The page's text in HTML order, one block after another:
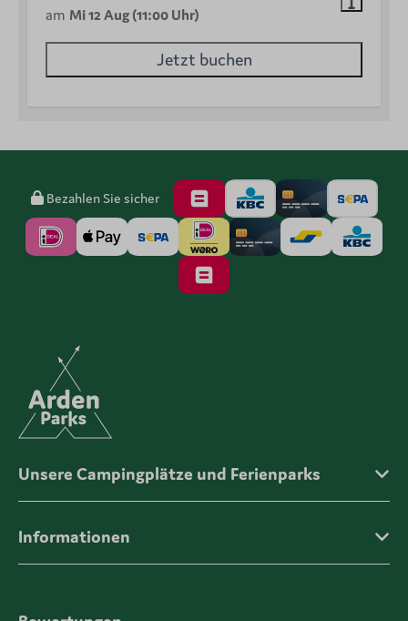
am Mi 12 Aug (11:00 Uhr)
Jetzt buchen
Bezahlen Sie sicher
Unsere Campingplätze und Ferienparks
Informationen